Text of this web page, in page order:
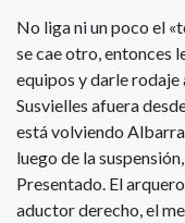
No liga ni un poco el
se cae otro, entonces
equipos y darle rodaje
Susvielles afuera
está volviendo
luego de la
Presentado. El
aductor derecho, el